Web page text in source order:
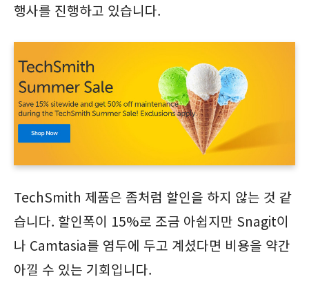
행사를 진행하고 있습니다.
TechSmith 제품은 좀처럼 할인을 하지 않는 것 같
습니다. 할인폭이 15%로 조금 아쉽지만 Snagit이
나 Camtasia를 염두에 두고 계셨다면 비용을 약간
아낄 수 있는 기회입니다.